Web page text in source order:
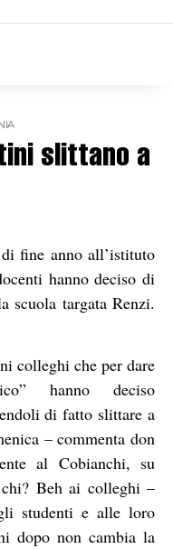
slittano a
fine anno all’istituto
hanno deciso di
scuola targata Renzi.
colleghi che per dare
hanno deciso
di fatto slittare a
– commenta don
al Cobianchi, su
Beh ai colleghi –
studenti e alle loro
dopo non cambia la